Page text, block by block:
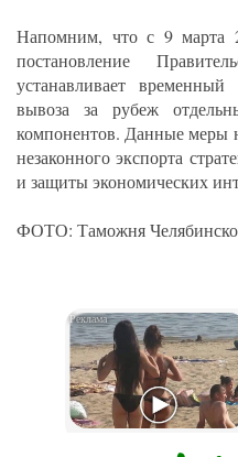
Напомним, что с 9 марта
постановление
устанавливает
вывоза за рубеж
компонентов. Данные меры
незаконного экспорта
и защиты экономических
ФОТО: Таможня